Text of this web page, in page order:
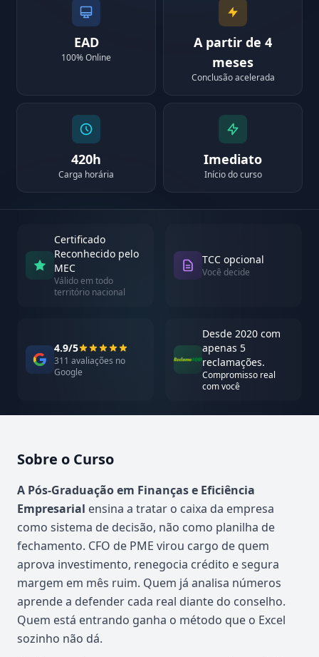
EAD
100% Online
A partir de 4
meses
Conclusão acelerada
420h
Carga horária
Imediato
Início do curso
Certificado
Reconhecido pelo
MEC
Válido em todo
território nacional
TCC opcional
Você decide
4.9/5
311 avaliações no
Google
Desde 2020 com
apenas 5
reclamações.
Compromisso real
com você
Sobre o Curso
Atualizado em abril de 2026
A Pós-Graduação em Finanças e Eficiência
Empresarial ensina a tratar o caixa da empresa
como sistema de decisão, não como planilha de
fechamento. CFO de PME virou cargo de quem
aprova investimento, renegocia crédito e segura
margem em mês ruim. Quem já analisa números
aprende a defender cada real diante do conselho.
Quem está entrando ganha o método que o Excel
sozinho não dá.